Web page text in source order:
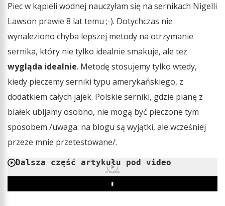
Piec w kąpieli wodnej nauczyłam się na sernikach Nigelli
Lawson prawie 8 lat temu ;-). Dotychczas nie
wynaleziono chyba lepszej metody na otrzymanie
sernika, który nie tylko idealnie smakuje, ale też
wygląda idealnie. Metodę stosujemy tylko wtedy,
kiedy pieczemy serniki typu amerykańskiego, z
dodatkiem całych jajek. Polskie serniki, gdzie pianę z
białek ubijamy osobno, nie mogą być pieczone tym
sposobem /uwaga: na blogu są wyjątki, ale wcześniej
przeze mnie przetestowane/.
Dalsza część artykułu pod video
REKLAMA
Play